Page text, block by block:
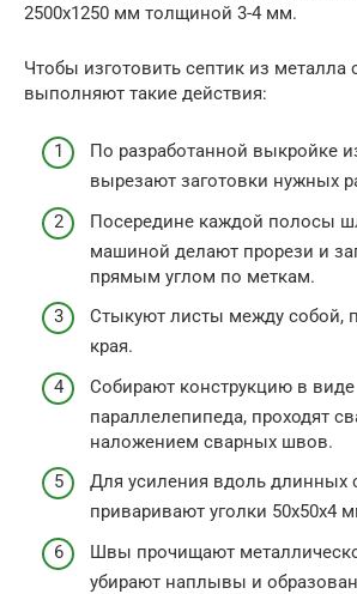
2500х1250 мм толщиной 3-4 мм.
Чтобы изготовить септик из металла
выполняют такие действия:
По разработанной выкройке
вырезают заготовки нужных
Посередине каждой полосы
машиной делают прорези и
прямым углом по меткам.
Стыкуют листы между собой,
края.
Собирают конструкцию в виде
параллелепипеда, проходят
наложением сварных швов.
Для усиления вдоль длинных
приваривают уголки 50х50х4
Швы прочищают
убирают наплывы и